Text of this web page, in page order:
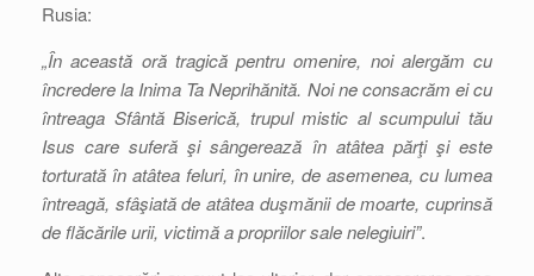
Rusia:
„În această oră tragică pentru omenire, noi alergăm cu
încredere la Inima Ta Neprihănită. Noi ne consacrăm ei cu
întreaga Sfântă Biserică, trupul mistic al scumpului tău
Isus care suferă şi sângerează în atâtea părţi şi este
torturată în atâtea feluri, în unire, de asemenea, cu lumea
întreagă, sfâşiată de atâtea duşmănii de moarte, cuprinsă
de flăcările urii, victimă a propriilor sale nelegiuiri”.